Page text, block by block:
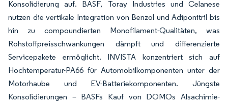
Konsolidierung auf. BASF, Toray Industries und Celanese
nutzen die vertikale Integration von Benzol und Adiponitril bis
hin zu compoundierten Monofilament-Qualitäten, was
Rohstoffpreisschwankungen dämpft und differenzierte
Servicepakete ermöglicht. INVISTA konzentriert sich auf
Hochtemperatur-PA66 für Automobilkomponenten unter der
Motorhaube und EV-Batteriekomponenten. Jüngste
Konsolidierungen – BASFs Kauf von DOMOs Alsachimie-